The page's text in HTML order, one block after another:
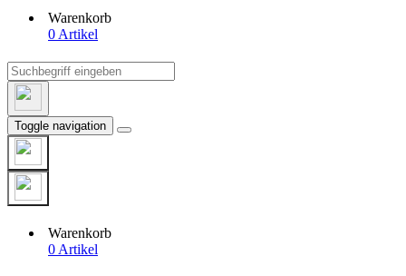
Warenkorb
0 Artikel
Toggle navigation
Warenkorb
0 Artikel